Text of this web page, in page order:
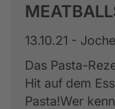
13.10.21 -
Das Pasta-
Hit auf dem
Pasta!Wer